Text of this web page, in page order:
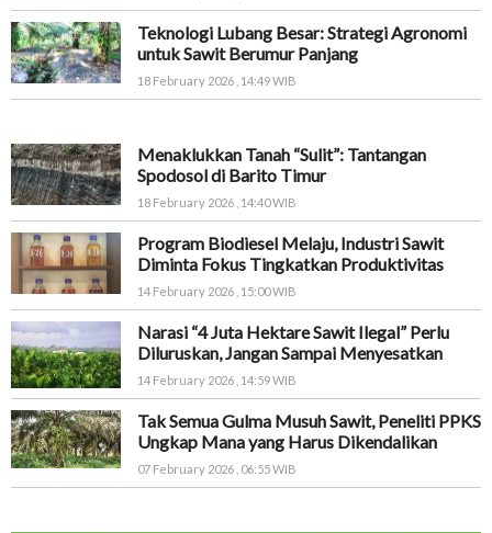
Teknologi Lubang Besar: Strategi Agronomi
untuk Sawit Berumur Panjang
18 February 2026 , 14:49 WIB
Menaklukkan Tanah “Sulit”: Tantangan
Spodosol di Barito Timur
18 February 2026 , 14:40 WIB
Program Biodiesel Melaju, Industri Sawit
Diminta Fokus Tingkatkan Produktivitas
14 February 2026 , 15:00 WIB
Narasi “4 Juta Hektare Sawit Ilegal” Perlu
Diluruskan, Jangan Sampai Menyesatkan
14 February 2026 , 14:59 WIB
Tak Semua Gulma Musuh Sawit, Peneliti PPKS
Ungkap Mana yang Harus Dikendalikan
07 February 2026 , 06:55 WIB